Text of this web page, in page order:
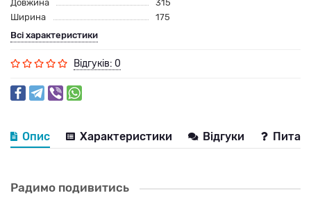
Довжина
315
Ширина
175
Всі характеристики
Відгуків: 0
Опис Характеристики Відгуки
Радимо подивитись